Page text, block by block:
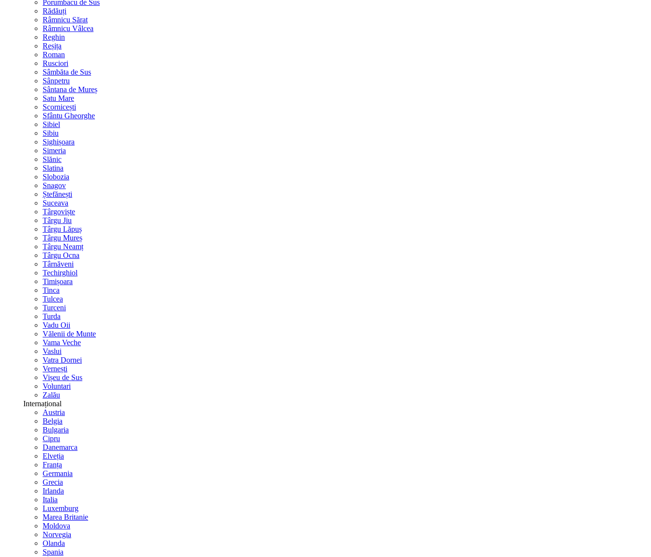
Porumbacu de Sus
Rădăuți
Râmnicu Sărat
Râmnicu Vâlcea
Reghin
Reșița
Roman
Rusciori
Sâmbăta de Sus
Sânpetru
Sântana de Mureș
Satu Mare
Scornicești
Sfântu Gheorghe
Sibiel
Sibiu
Sighișoara
Simeria
Slănic
Slatina
Slobozia
Snagov
Ștefănești
Suceava
Târgoviște
Târgu Jiu
Târgu Lăpuș
Târgu Mureș
Târgu Neamț
Târgu Ocna
Târnăveni
Techirghiol
Timișoara
Tinca
Tulcea
Turceni
Turda
Vadu Oii
Vălenii de Munte
Vama Veche
Vaslui
Vatra Dornei
Vernești
Vișeu de Sus
Voluntari
Zalău
Internațional
Austria
Belgia
Bulgaria
Cipru
Danemarca
Elveția
Franța
Germania
Grecia
Irlanda
Italia
Luxemburg
Marea Britanie
Moldova
Norvegia
Olanda
Spania